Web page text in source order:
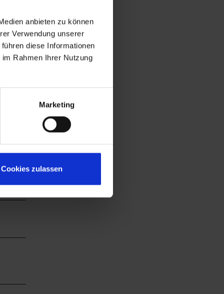
anbieten zu können
Verwendung unserer
diese Informationen
Rahmen Ihrer Nutzung
Marketing
Cookies zulassen